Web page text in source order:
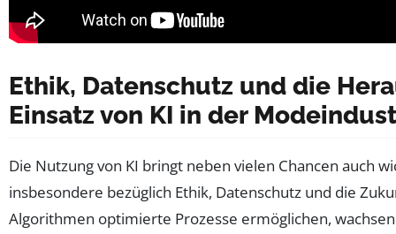
Ethik, Datenschutz und die
Einsatz von KI in der
Die Nutzung von KI bringt neben vielen Chancen auch
insbesondere bezüglich Ethik, Datenschutz und die
Algorithmen optimierte Prozesse ermöglichen,